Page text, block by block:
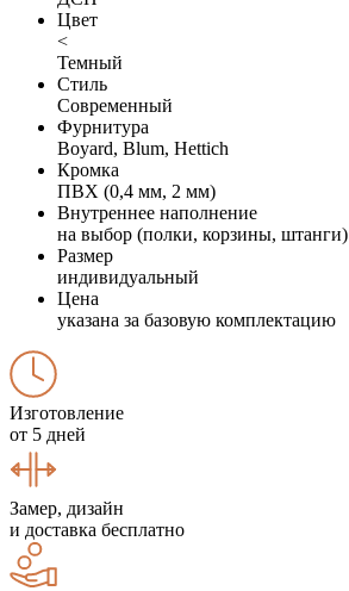
Цвет
<
Темный
Стиль
Современный
Фурнитура
Boyard, Blum, Hettich
Кромка
ПВХ (0,4 мм, 2 мм)
Внутреннее наполнение
на выбор (полки, корзины, штанги)
Размер
индивидуальный
Цена
указана за базовую комплектацию
Изготовление
от 5 дней
Замер, дизайн
и доставка бесплатно